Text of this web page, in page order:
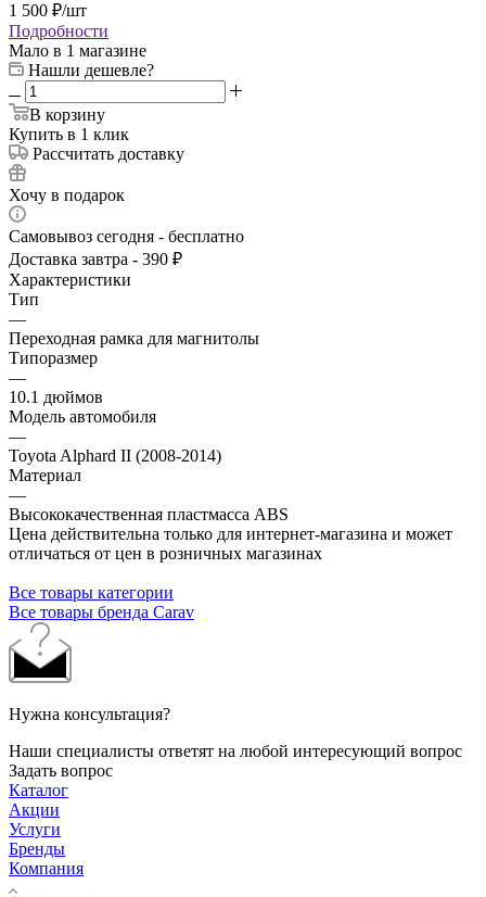
1 500 ₽/шт
Подробности
Мало в 1 магазине
Нашли дешевле?
В корзину
Купить в 1 клик
Рассчитать доставку
Хочу в подарок
Самовывоз сегодня - бесплатно
Доставка завтра - 390 ₽
Характеристики
Тип
—
Переходная рамка для магнитолы
Типоразмер
—
10.1 дюймов
Модель автомобиля
—
Toyota Alphard II (2008-2014)
Материал
—
Высококачественная пластмасса ABS
Цена действительна только для интернет-магазина и может
отличаться от цен в розничных магазинах
Все товары категории
Все товары бренда Carav
Нужна консультация?
Наши специалисты ответят на любой интересующий вопрос
Задать вопрос
Каталог
Акции
Услуги
Бренды
Компания